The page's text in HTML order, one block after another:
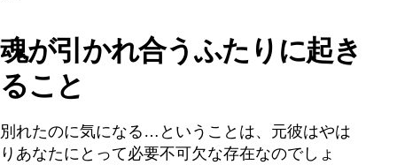
魂が引かれ合うふたりに起き
ること
別れたのに気になる…ということは、元彼はやは
りあなたにとって必要不可欠な存在なのでしょ